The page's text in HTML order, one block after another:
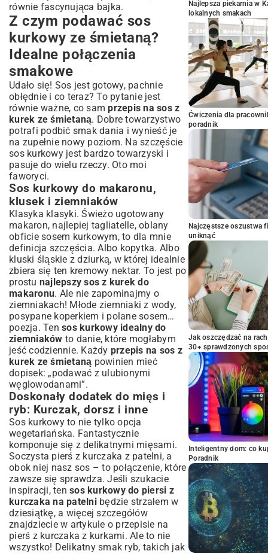
równie fascynująca bajka.
Z czym podawać sos
kurkowy ze śmietaną?
Idealne połączenia
smakowe
Udało się! Sos jest gotowy, pachnie
obłędnie i co teraz? To pytanie jest
równie ważne, co samprzepis na sos z
kurek ze śmietaną. Dobre towarzystwo
potrafi podbić smak dania i wynieść je
na zupełnie nowy poziom. Na szczęście
sos kurkowy jest bardzo towarzyski i
pasuje do wielu rzeczy. Oto moi
faworyci.
Sos kurkowy do makaronu,
klusek i ziemniaków
Klasyka klasyki. Świeżo ugotowany
makaron, najlepiej tagliatelle, oblany
obficie sosem kurkowym, to dla mnie
definicja szczęścia. Albo kopytka. Albo
kluski śląskie z dziurką, w której idealnie
zbiera się ten kremowy nektar. To jest po
prostu najlepszy sos z kurek do
makaronu. Ale nie zapominajmy o
ziemniakach! Młode ziemniaki z wody,
posypane koperkiem i polane sosem…
poezja. Ten sos kurkowy idealny do
ziemniaków to danie, które mogłabym
jeść codziennie. Każdy przepis na sos z
kurek ze śmietaną powinien mieć
dopisek: „podawać z ulubionymi
węglowodanami”.
Doskonały dodatek do mięs i
ryb: Kurczak, dorsz i inne
Sos kurkowy to nie tylko opcja
wegetariańska. Fantastycznie
komponuje się z delikatnymi mięsami.
Soczysta pierś z kurczaka z patelni, a
obok niej nasz sos – to połączenie, które
zawsze się sprawdza. Jeśli szukacie
inspiracji, ten sos kurkowy do piersi z
kurczaka na patelnibędzie strzałem w
dziesiątkę, a więcej szczegółów
znajdziecie w artykule o przepisie na
pierś z kurczaka z kurkami. Ale to nie
wszystko! Delikatny smak ryb, takich jak
Najlepsza piekarnia w
lokalnych smakach
Ćwiczenia dla
poradnik
Najczęstsze oszustwa
uniknąć
Jak oszczędzać na
30+ sprawdzonych
Inteligentny dom: co
Poradnik